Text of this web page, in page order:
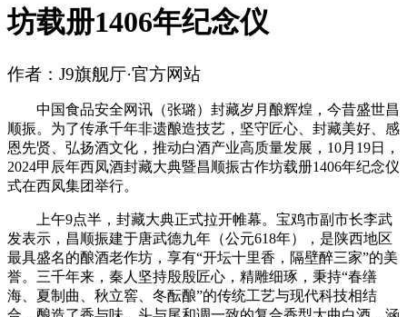
坊载册1406年纪念仪
作者：J9旗舰厅·官方网站
中国食品安全网讯（张璐）封藏岁月酿辉煌，今昔盛世昌
顺振。为了传承千年非遗酿造技艺，坚守匠心、封藏美好、感
恩先贤、弘扬酒文化，推动白酒产业高质量发展，10月19日，
2024甲辰年西凤酒封藏大典暨昌顺振古作坊载册1406年纪念仪
式在西凤集团举行。
上午9点半，封藏大典正式拉开帷幕。宝鸡市副市长李武
发表示，昌顺振建于唐武德九年（公元618年），是陕西地区
最具盛名的酿酒老作坊，享有“开坛十里香，隔壁醉三家”的美
誉。三千年来，秦人坚持殷殷匠心，精雕细琢，秉持“春缮
海、夏制曲、秋立窖、冬酝酿”的传统工艺与现代科技相结